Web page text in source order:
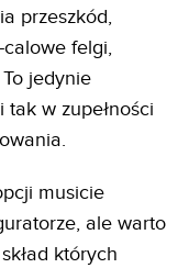
przeszkód,
felgi,
jedynie
w zupełności
musicie
ale warto
których